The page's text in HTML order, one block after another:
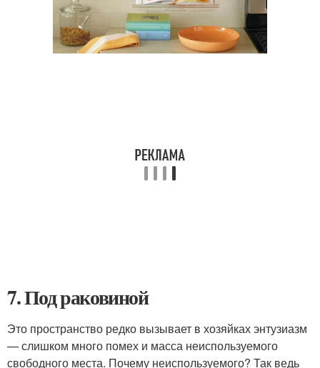
7. Под раковиной
Это пространство редко вызывает в хозяйках энтузиазм
— слишком много помех и масса неиспользуемого
свободного места. Почему неиспользуемого? Так ведь